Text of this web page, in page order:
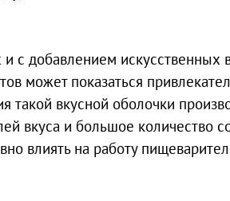
с добавлением искусственных
может показаться
такой вкусной оболочки
вкуса и большое количество
влиять на работу